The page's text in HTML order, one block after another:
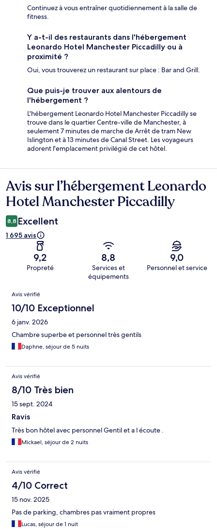
Continuez à vous entraîner quotidiennement à la salle de
fitness.
Y a-t-il des restaurants dans l'hébergement
Leonardo Hotel Manchester Piccadilly ou à
proximité ?
Oui, vous trouverez un restaurant sur place : Bar and Grill.
Que puis-je trouver aux alentours de
l'hébergement ?
L'hébergement Leonardo Hotel Manchester Piccadilly se
trouve dans le quartier Centre-ville de Manchester, à
seulement 7 minutes de marche de Arrêt de tram New
Islington et à 13 minutes de Canal Street. Les voyageurs
adorent l'emplacement privilégié de cet hôtel.
Avis
Avis sur l’hébergement Leonardo
Hotel Manchester Piccadilly
8,8 Excellent
1 695 avis
9,2
Propreté
8,8
Services et
équipements
9,0
Personnel et service
Avis
Avis vérifié
10/10 Exceptionnel
6 janv. 2026
Chambre superbe et personnel très gentils
Daphne, séjour de 5 nuits
Avis vérifié
8/10 Très bien
15 sept. 2024
Ravis
Très bon hôtel avec personnel Gentil et a l écoute .
Mickael, séjour de 2 nuits
Avis vérifié
4/10 Correct
15 nov. 2025
Pas de parking, chambres pas vraiment propres
Lucas, séjour de 1 nuit